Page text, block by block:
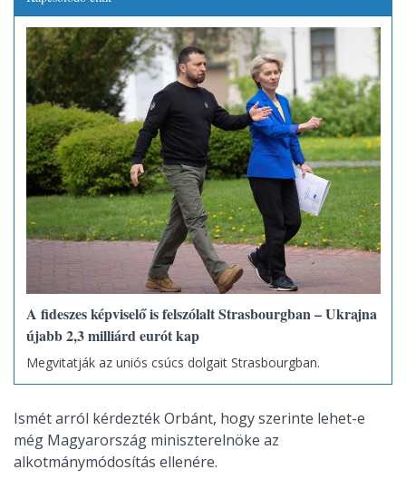
A fideszes képviselő is felszólalt Strasbourgban – Ukrajna
újabb 2,3 milliárd eurót kap
Megvitatják az uniós csúcs dolgait Strasbourgban.
Ismét arról kérdezték Orbánt, hogy szerinte lehet-e
még Magyarország miniszterelnöke az
alkotmánymódosítás ellenére.